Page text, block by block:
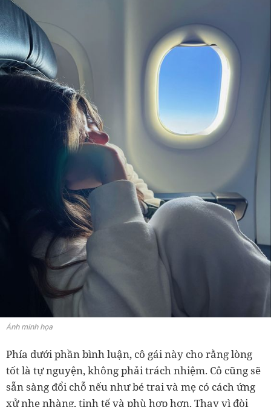
Ảnh minh họa
Phía dưới phần bình luận, cô gái này cho rằng lòng
tốt là tự nguyện, không phải trách nhiệm. Cô cũng sẽ
sẵn sàng đổi chỗ nếu như bé trai và mẹ có cách ứng
xử nhẹ nhàng, tinh tế và phù hợp hơn. Thay vì đòi